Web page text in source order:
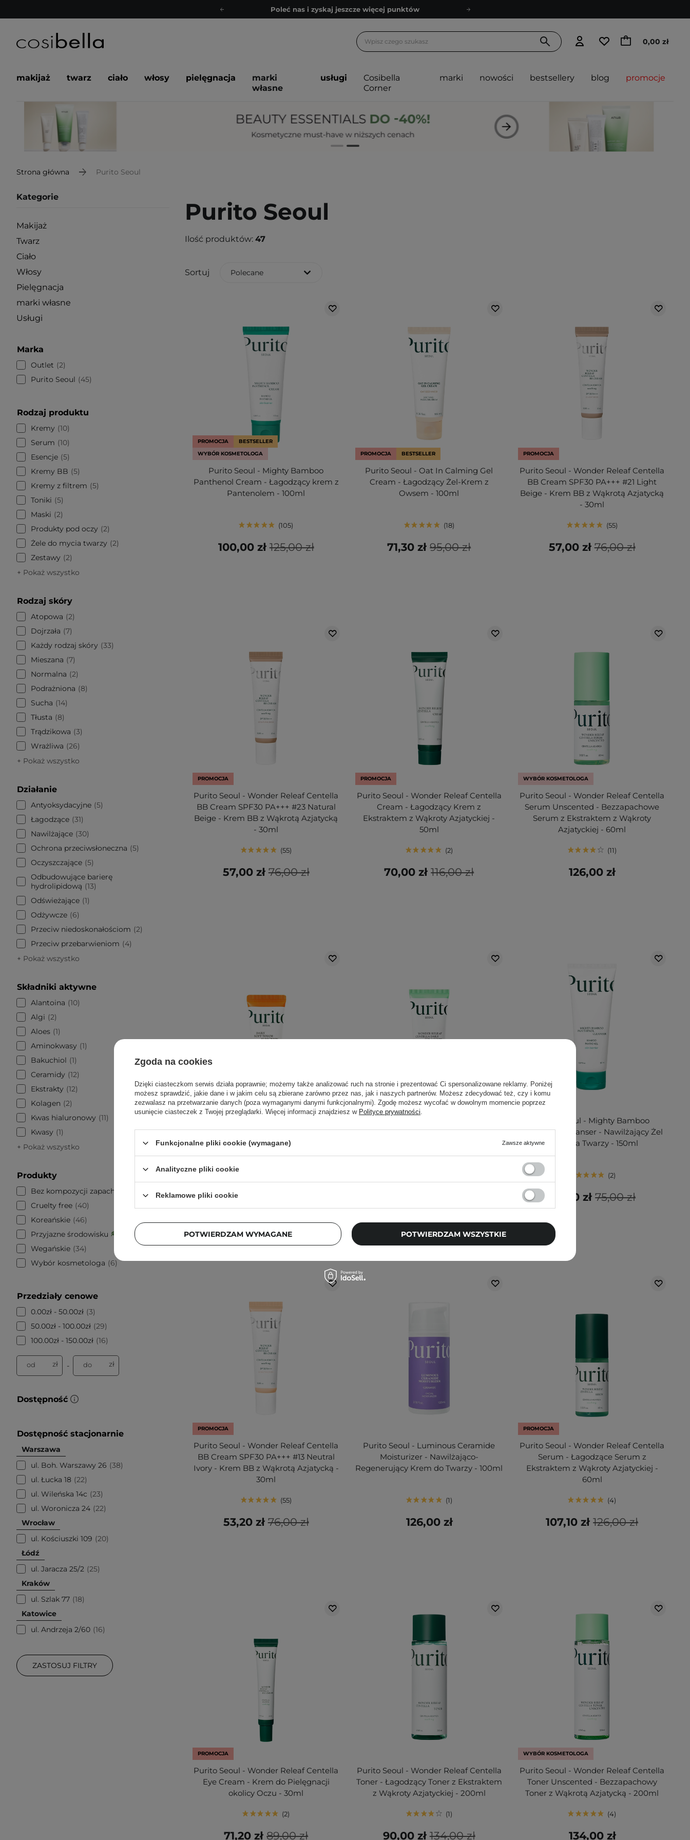
Poleć nas i zyskaj jeszcze więcej punktów
Bezpłatne konsultacje kosmetologiczne
Poleć nas i zyskaj jeszcze więcej punktów
0,00 zł
makijaż twarz ciało włosy pielęgnacja
marki
własne
usługi
Cosibella
Corner
marki nowości bestsellery blog promocje
Strona główna Purito Seoul
Kategorie
Makijaż
Twarz
Ciało
Włosy
Pielęgnacja
marki własne
Usługi
Marka
Outlet
2
Purito Seoul
45
Rodzaj produktu
Kremy
10
Serum
10
Esencje 5
Kremy BB
5
Kremy z filtrem
5
Toniki
5
Maski
2
Produkty pod oczy
2
Żele do mycia twarzy
2
Zestawy
2
+ Pokaż wszystko
Rodzaj skóry
Atopowa
2
Dojrzała
7
Każdy rodzaj skóry
33
Mieszana
7
Normalna
2
Podrażniona
8
Sucha
14
Tłusta
8
Trądzikowa
3
Wrażliwa
26
+ Pokaż wszystko
Działanie
Antyoksydacyjne 5
Łagodzące 31
Nawilżające 30
Ochrona przeciwsłoneczna
5
Oczyszczające 5
Odbudowujące barierę
hydrolipidową
13
Odświeżające 1
Odżywcze
6
Przeciw niedoskonałościom
2
Przeciw przebarwieniom
4
+ Pokaż wszystko
Składniki aktywne
Alantoina
10
Algi
2
Aloes 1
Aminokwasy
1
Bakuchiol
1
Ceramidy
12
Ekstrakty
12
Kolagen
2
Kwas hialuronowy
11
Kwasy
1
+ Pokaż wszystko
Produkty
Bez kompozycji zapachowych
Cruelty free
40
Koreańskie
46
Przyjazne środowisku
Wegańskie 34
Wybór kosmetologa
6
Przedziały cenowe
0.00zł - 50.00zł 3
50.00zł - 100.00zł 29
100.00zł - 150.00zł 16
od zł - do zł
Dostępność
Dostępność stacjonarnie
Warszawa
ul. Boh. Warszawy 26
38
ul. Łucka 18 22
ul. Wileńska 14c
23
ul. Woronicza 24 22
Wrocław
ul. Kościuszki 109
20
Łódź
ul. Jaracza 25/2 25
Kraków
ul. Szlak 77 18
Katowice
ul. Andrzeja 2/60 16
ZASTOSUJ FILTRY
Purito Seoul
Ilość produktów: 47
Sortuj Polecane
PROMOCJA
BESTSELLER
WYBÓR KOSMETOLOGA
Purito Seoul - Mighty Bamboo
Panthenol Cream - Łagodzący krem z
Pantenolem - 100ml
105
125,00 zł
100,00 zł
PROMOCJA BESTSELLER
Purito Seoul - Oat In Calming Gel
Cream - Łagodzący Żel-Krem z
Owsem - 100ml
18
95,00 zł
71,30 zł
PROMOCJA
Purito Seoul - Wonder Releaf Centella
BB Cream SPF30 PA+++ #21 Light
Beige - Krem BB z Wąkrotą Azjatycką
- 30ml
55
76,00 zł
57,00 zł
PROMOCJA
Purito Seoul - Wonder Releaf Centella
BB Cream SPF30 PA+++ #23 Natural
Beige - Krem BB z Wąkrotą Azjatycką
- 30ml
55
76,00 zł
57,00 zł
PROMOCJA
Purito Seoul - Wonder Releaf Centella
Cream - Łagodzący Krem z
Ekstraktem z Wąkroty Azjatyckiej -
50ml
2
116,00 zł
70,00 zł
WYBÓR KOSMETOLOGA
Purito Seoul - Wonder Releaf Centella
Serum Unscented - Bezzapachowe
Serum z Ekstraktem z Wąkroty
Azjatyckiej - 60ml
11
126,00 zł
Sunscreen SPF 50+ PA++++ - Krem
Przeciwsłoneczny z Ceramidami -
15ml
34,00 zł
PROMOCJA
Daily Sun Lotion SPF 50+ PA++++ -
60ml
PROMOCJA
Purito Seoul - Mighty Bamboo
Panthenol Cleanser - Nawilżający Żel
do Mycia Twarzy - 150ml
2
75,00 zł
60,00 zł
PROMOCJA
Purito Seoul - Wonder Releaf Centella
BB Cream SPF30 PA+++ #13 Neutral
Ivory - Krem BB z Wąkrotą Azjatycką -
30ml
55
76,00 zł
53,20 zł
Purito Seoul - Luminous Ceramide
Moisturizer - Nawilżająco-
Regenerujący Krem do Twarzy - 100ml
1
126,00 zł
PROMOCJA
Purito Seoul - Wonder Releaf Centella
Serum - Łagodzące Serum z
Ekstraktem z Wąkroty Azjatyckiej -
60ml
4
126,00 zł
107,10 zł
PROMOCJA
Purito Seoul - Wonder Releaf Centella
Eye Cream - Krem do Pielęgnacji
okolicy Oczu - 30ml
2
89,00 zł
71,20 zł
Purito Seoul - Wonder Releaf Centella
Toner - Łagodzący Toner z Ekstraktem
z Wąkroty Azjatyckiej - 200ml
1
134,00 zł
90,00 zł
WYBÓR KOSMETOLOGA
Purito Seoul - Wonder Releaf Centella
Toner Unscented - Bezzapachowy
Toner z Wąkrotą Azjatycką - 200ml
4
134,00 zł
Zgoda na cookies
Dzięki ciasteczkom serwis działa poprawnie; możemy także analizować ruch na stronie i prezentować Ci spersonalizowane reklamy. Poniżej
możesz sprawdzić, jakie dane i w jakim celu są zbierane zarówno przez nas, jak i naszych partnerów. Możesz zdecydować też, czy i komu
zezwalasz na przetwarzanie danych (poza wymaganymi danymi funkcjonalnymi). Zgodę możesz wycofać w dowolnym momencie poprzez
usunięcie ciasteczek z Twojej przeglądarki. Więcej informacji znajdziesz w Polityce prywatności.
Funkcjonalne pliki cookie (wymagane) Zawsze aktywne
Analityczne pliki cookie
Reklamowe pliki cookie
POTWIERDZAM WYMAGANE POTWIERDZAM WSZYSTKIE